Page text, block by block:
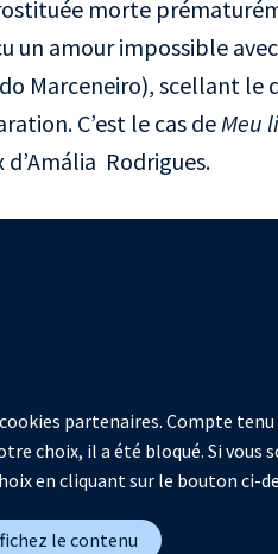
morte
un amour impossible
Marceneiro), scellant le
C’est le cas de Meu
Rodrigues.
partenaires. Compte tenu
choix, il a été bloqué. Si vous
en cliquant sur le bouton ci-
le contenu